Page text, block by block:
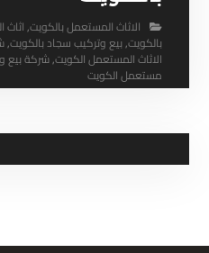
الاثاث المستعمل بالكويت,
بالكويت,بيع وتركيب سجاد بالكويت,
الاثاث المستعمل الكويت,شركة بيع
مستعمل الكويت